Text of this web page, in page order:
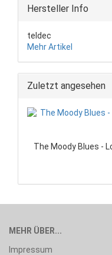
Hersteller Info
teldec
Mehr Artikel
Zuletzt angesehen
The Moody Blues -
MEHR ÜBER...
Impressum